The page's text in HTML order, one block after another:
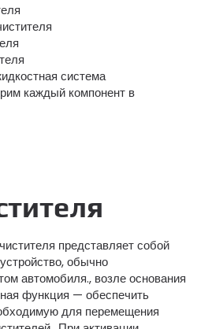
система
каждый компонент в
представляет собой
обычно
автомобиля., возле основания
функция — обеспечить
для перемещения